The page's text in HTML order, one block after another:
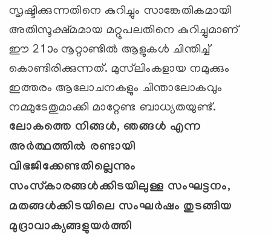
സൃഷ്ടിക്കുന്നതിനെ കുറിച്ചും സാങ്കേതികമായി
അതിസൂക്ഷ്മമായ മറ്റുപലതിനെ കുറിച്ചുമാണ്
ഈ 21ാം നൂറ്റാണ്ടില്‍ ആളുകള്‍ ചിന്തിച്ച്
കൊണ്ടിരിക്കുന്നത്. മുസ്‌ലിംകളായ നമുക്കും
ഇത്തരം ആലോചനകളും ചിന്താലോകവും
നമ്മുടേതുമാക്കി മാറ്റേണ്ട ബാധ്യതയുണ്ട്.
ലോകത്തെ നിങ്ങള്‍, ഞങ്ങള്‍ എന്ന
അര്‍ത്ഥത്തില്‍ രണ്ടായി
വിഭജിക്കേണ്ടതില്ലെന്നും
സംസ്‌കാരങ്ങള്‍ക്കിടയിലുള്ള സംഘട്ടനം,
മതങ്ങള്‍ക്കിടയിലെ സംഘര്‍ഷം തുടങ്ങിയ
മുദ്രാവാക്യങ്ങളുയര്‍ത്തി